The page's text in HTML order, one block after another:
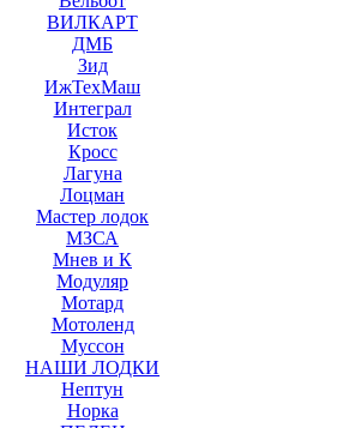
ВИЛКАРТ
ДМБ
Зид
ИжТехМаш
Интеграл
Исток
Кросс
Лагуна
Лоцман
Мастер лодок
МЗСА
Мнев и К
Модуляр
Мотард
Мотоленд
Муссон
НАШИ ЛОДКИ
Нептун
Норка